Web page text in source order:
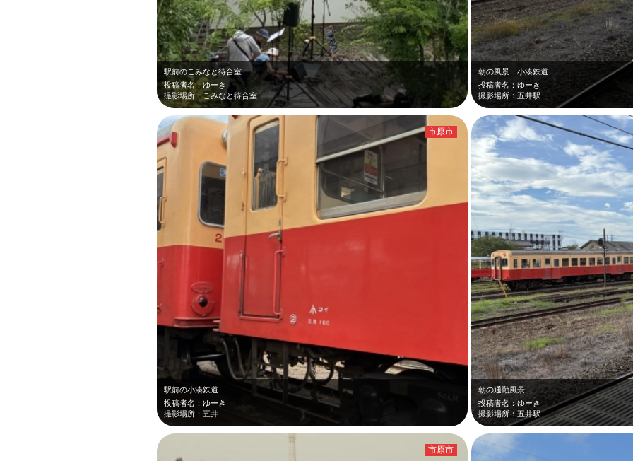
駅前のこみなと待合室
投稿者名：ゆーき
撮影場所：こみなと待合室
朝の風景 小湊鉄道
投稿者名：ゆーき
撮影場所：五井駅
駅前の小湊鉄道
投稿者名：ゆーき
撮影場所：五井
市原市
朝の通勤風景
投稿者名：ゆーき
撮影場所：五井駅
市原市